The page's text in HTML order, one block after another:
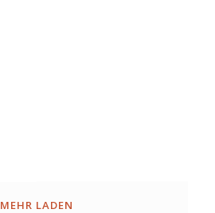
MEHR LADEN